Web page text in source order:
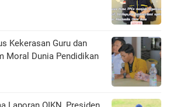
Kekerasan Guru dan
Moral Dunia Pendidikan